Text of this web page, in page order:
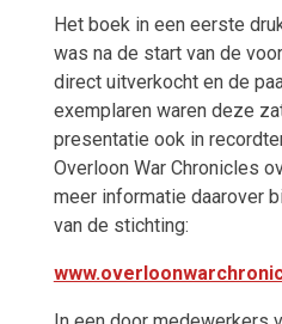
Het boek in een eerste
was na de start van de
direct uitverkocht en de
exemplaren waren deze
presentatie ook in
Overloon War Chronicles
meer informatie daarover
van de stichting: